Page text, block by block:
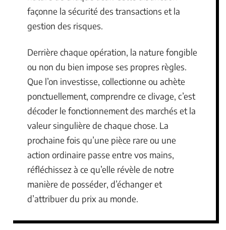
façonne la sécurité des transactions et la
gestion des risques.
Derrière chaque opération, la nature fongible
ou non du bien impose ses propres règles.
Que l’on investisse, collectionne ou achète
ponctuellement, comprendre ce clivage, c’est
décoder le fonctionnement des marchés et la
valeur singulière de chaque chose. La
prochaine fois qu’une pièce rare ou une
action ordinaire passe entre vos mains,
réfléchissez à ce qu’elle révèle de notre
manière de posséder, d’échanger et
d’attribuer du prix au monde.